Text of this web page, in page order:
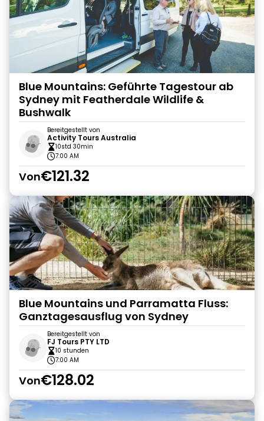
Blue Mountains: Geführte Tagestour ab
Sydney mit Featherdale Wildlife &
Bushwalk
Bereitgestellt von
Activity Tours Australia
10std 30min
7:00 AM
Von€121.32
Blue Mountains und Parramatta Fluss:
Ganztagesausflug von Sydney
Bereitgestellt von
FJ Tours PTY LTD
10 stunden
7:00 AM
Von€128.02